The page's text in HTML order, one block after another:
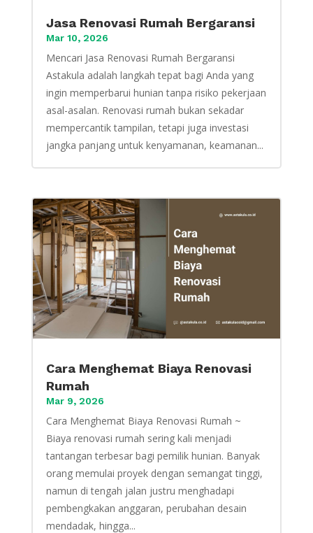
Jasa Renovasi Rumah Bergaransi
Mar 10, 2026
Mencari Jasa Renovasi Rumah Bergaransi
Astakula adalah langkah tepat bagi Anda yang
ingin memperbarui hunian tanpa risiko pekerjaan
asal-asalan. Renovasi rumah bukan sekadar
mempercantik tampilan, tetapi juga investasi
jangka panjang untuk kenyamanan, keamanan...
Cara Menghemat Biaya Renovasi
Rumah
Mar 9, 2026
Cara Menghemat Biaya Renovasi Rumah ~
Biaya renovasi rumah sering kali menjadi
tantangan terbesar bagi pemilik hunian. Banyak
orang memulai proyek dengan semangat tinggi,
namun di tengah jalan justru menghadapi
pembengkakan anggaran, perubahan desain
mendadak, hingga...